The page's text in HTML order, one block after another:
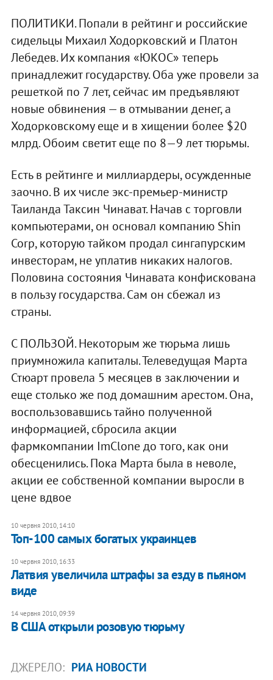
ПОЛИТИКИ. Попали в рейтинг и российские
сидельцы Михаил Ходорковский и Платон
Лебедев. Их компания «ЮКОС» теперь
принадлежит государству. Оба уже провели за
решеткой по 7 лет, сейчас им предъявляют
новые обвинения — в отмывании денег, а
Ходорковскому еще и в хищении более $20
млрд. Обоим светит еще по 8—9 лет тюрьмы.
Есть в рейтинге и миллиардеры, осужденные
заочно. В их числе экс-премьер-министр
Таиланда Таксин Чинават. Начав с торговли
компьютерами, он основал компанию Shin
Corp, которую тайком продал сингапурским
инвесторам, не уплатив никаких налогов.
Половина состояния Чинавата конфискована
в пользу государства. Сам он сбежал из
страны.
С ПОЛЬЗОЙ. Некоторым же тюрьма лишь
приумножила капиталы. Телеведущая Марта
Стюарт провела 5 месяцев в заключении и
еще столько же под домашним арестом. Она,
воспользовавшись тайно полученной
информацией, сбросила акции
фармкомпании ImClone до того, как они
обесценились. Пока Марта была в неволе,
акции ее собственной компании выросли в
цене вдвое
10 червня 2010, 14:10
Топ-100 самых богатых украинцев
10 червня 2010, 16:33
Латвия увеличила штрафы за езду в пьяном
виде
14 червня 2010, 09:39
В США открыли розовую тюрьму
ДЖЕРЕЛО: РИА НОВОСТИ